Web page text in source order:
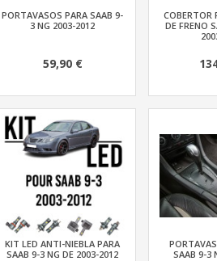
PORTAVASOS PARA SAAB 9-
3 NG 2003-2012
59,90 €
COBERTOR
DE FRENO
KIT LED ANTI-NIEBLA PARA
SAAB 9-3 NG DE 2003-2012
SAAB 9-3